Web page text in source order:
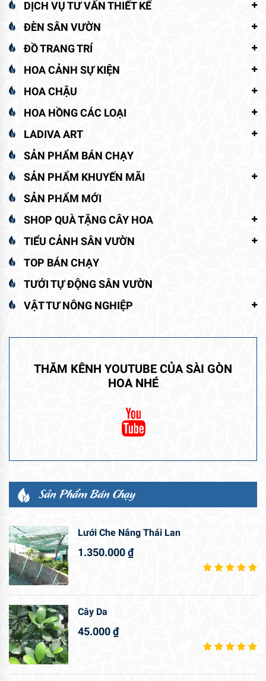
DỊCH VỤ TƯ VẤN THIẾT KẾ
ĐÈN SÂN VƯỜN
ĐỒ TRANG TRÍ
HOA CẢNH SỰ KIỆN
HOA CHẬU
HOA HỒNG CÁC LOẠI
LADIVA ART
SẢN PHẨM BÁN CHẠY
SẢN PHẨM KHUYẾN MÃI
SẢN PHẨM MỚI
SHOP QUÀ TẶNG CÂY HOA
TIỂU CẢNH SÂN VƯỜN
TOP BÁN CHẠY
TƯỚI TỰ ĐỘNG SÂN VƯỜN
VẬT TƯ NÔNG NGHIỆP
THĂM KÊNH YOUTUBE CỦA SÀI GÒN
HOA NHÉ
Sản Phẩm Bán Chạy
Lưới Che Nắng Thái Lan
1.350.000₫
Cây Da
45.000₫